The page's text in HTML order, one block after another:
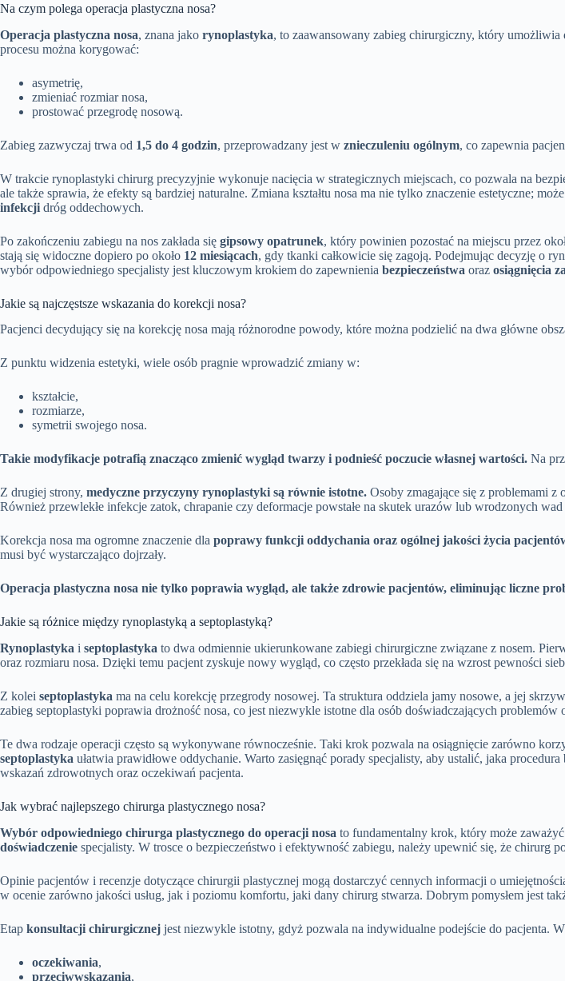
Na czym polega operacja plastyczna nosa?
Operacja plastyczna nosa, znana jako rynoplastyka, to zaawansowany zabieg chirurgiczny, który umożliwia
procesu można korygować:
asymetrię,
zmieniać rozmiar nosa,
prostować przegrodę nosową.
Zabieg zazwyczaj trwa od 1,5 do 4 godzin, przeprowadzany jest w znieczuleniu ogólnym, co zapewnia
W trakcie rynoplastyki chirurg precyzyjnie wykonuje nacięcia w strategicznych miejscach, co pozwala na
ale także sprawia, że efekty są bardziej naturalne. Zmiana kształtu nosa ma nie tylko znaczenie estetyczne;
infekcji dróg oddechowych.
Po zakończeniu zabiegu na nos zakłada się gipsowy opatrunek, który powinien pozostać na miejscu przez
stają się widoczne dopiero po około 12 miesiącach, gdy tkanki całkowicie się zagoją. Podejmując decyzję o
wybór odpowiedniego specjalisty jest kluczowym krokiem do zapewnienia bezpieczeństwa oraz osiągnięcia
Jakie są najczęstsze wskazania do korekcji nosa?
Pacjenci decydujący się na korekcję nosa mają różnorodne powody, które można podzielić na dwa główne
Z punktu widzenia estetyki, wiele osób pragnie wprowadzić zmiany w:
kształcie,
rozmiarze,
symetrii swojego nosa.
Takie modyfikacje potrafią znacząco zmienić wygląd twarzy i podnieść poczucie własnej wartości. Na
Z drugiej strony, medyczne przyczyny rynoplastyki są równie istotne. Osoby zmagające się z problemami
Również przewlekłe infekcje zatok, chrapanie czy deformacje powstałe na skutek urazów lub wrodzonych
Korekcja nosa ma ogromne znaczenie dla poprawy funkcji oddychania oraz ogólnej jakości życia
musi być wystarczająco dojrzały.
Operacja plastyczna nosa nie tylko poprawia wygląd, ale także zdrowie pacjentów, eliminując liczne
Jakie są różnice między rynoplastyką a septoplastyką?
Rynoplastyka i septoplastyka to dwa odmiennie ukierunkowane zabiegi chirurgiczne związane z nosem.
oraz rozmiaru nosa. Dzięki temu pacjent zyskuje nowy wygląd, co często przekłada się na wzrost pewności
Z kolei septoplastyka ma na celu korekcję przegrody nosowej. Ta struktura oddziela jamy nosowe, a jej
zabieg septoplastyki poprawia drożność nosa, co jest niezwykle istotne dla osób doświadczających problemów
Te dwa rodzaje operacji często są wykonywane równocześnie. Taki krok pozwala na osiągnięcie zarówno
septoplastyka ułatwia prawidłowe oddychanie. Warto zasięgnąć porady specjalisty, aby ustalić, jaka
wskazań zdrowotnych oraz oczekiwań pacjenta.
Jak wybrać najlepszego chirurga plastycznego nosa?
Wybór odpowiedniego chirurga plastycznego do operacji nosa to fundamentalny krok, który może
doświadczenie specjalisty. W trosce o bezpieczeństwo i efektywność zabiegu, należy upewnić się, że chirurg
Opinie pacjentów i recenzje dotyczące chirurgii plastycznej mogą dostarczyć cennych informacji o
w ocenie zarówno jakości usług, jak i poziomu komfortu, jaki dany chirurg stwarza. Dobrym pomysłem jest
Etap konsultacji chirurgicznej jest niezwykle istotny, gdyż pozwala na indywidualne podejście do pacjenta.
oczekiwania,
przeciwwskazania,